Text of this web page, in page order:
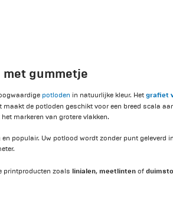
gummetje
potloden in natuurlijke kleur. Hetgrafiet
maakt de potloden geschikt voor een breed scala
markeren van grotere vlakken.
populair. Uw potlood wordt zonder punt geleverd
printproducten zoals linialen, meetlinten of